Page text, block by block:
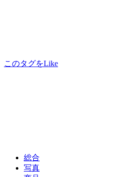
このタグをLike
総合
写真